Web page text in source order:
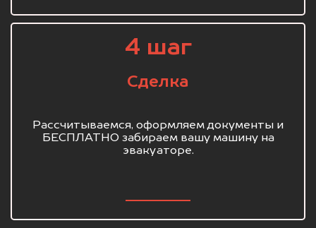
4 шаг
Сделка
Рассчитываемся, оформляем документы и
БЕСПЛАТНО забираем вашу машину на
эвакуаторе.